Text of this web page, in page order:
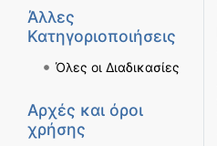
Άλλες
Κατηγοριοποιήσεις
Όλες οι Διαδικασίες
Αρχές και όροι
χρήσης